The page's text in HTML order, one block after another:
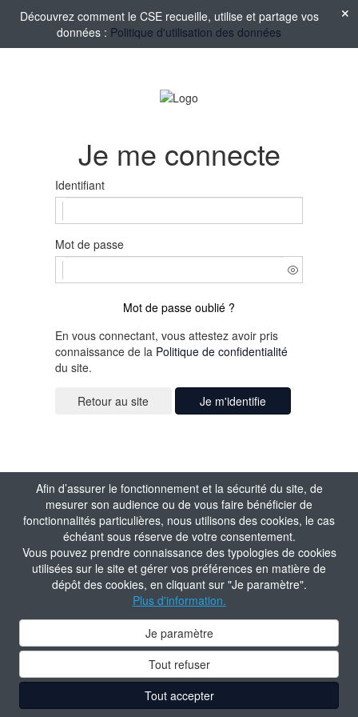
Afin d’assurer le fonctionnement et la sécurité du site, de
mesurer son audience ou de vous faire bénéficier de
fonctionnalités particulières, nous utilisons des cookies, le cas
échéant sous réserve de votre consentement.
Vous pouvez prendre connaissance des typologies de cookies
utilisées sur le site et gérer vos préférences en matière de
dépôt des cookies, en cliquant sur "Je paramètre".
Plus d'information.
Je paramètre
Tout refuser
Tout accepter
Découvrez comment le CSE recueille, utilise et partage vos
données : Politique d'utilisation des données
Je me connecte
Identifiant
Mot de passe
Mot de passe oublié ?
En vous connectant, vous attestez avoir pris
connaissance de la Politique de confidentialité
du site.
Je m'identifie